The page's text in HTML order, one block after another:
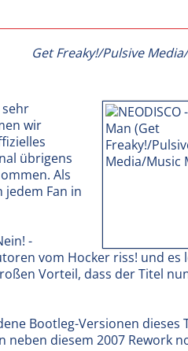
Get Freaky!/Pulsive
sehr
wir
übrigens
Als
jedem Fan in
-
vom Hocker riss! und es
Vorteil, dass der Titel
Bootleg-Versionen dieses
neben diesem 2007 Rework